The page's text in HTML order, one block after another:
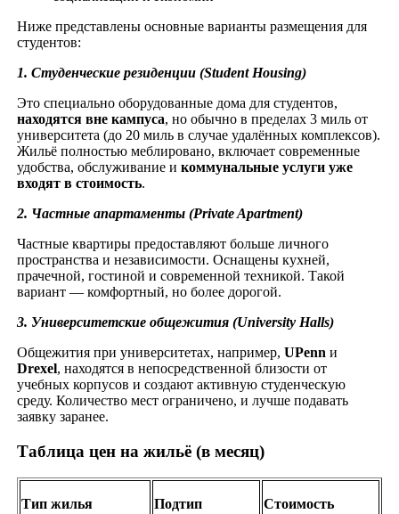
Ниже представлены основные варианты размещения для
студентов:
1. Студенческие резиденции (Student Housing)
Это специально оборудованные дома для студентов,
находятся вне кампуса, но обычно в пределах 3 миль от
университета (до 20 миль в случае удалённых комплексов).
Жильё полностью меблировано, включает современные
удобства, обслуживание и коммунальные услуги уже
входят в стоимость.
2. Частные апартаменты (Private Apartment)
Частные квартиры предоставляют больше личного
пространства и независимости. Оснащены кухней,
прачечной, гостиной и современной техникой. Такой
вариант — комфортный, но более дорогой.
3. Университетские общежития (University Halls)
Общежития при университетах, например, UPenn и
Drexel, находятся в непосредственной близости от
учебных корпусов и создают активную студенческую
среду. Количество мест ограничено, и лучше подавать
заявку заранее.
Таблица цен на жильё (в месяц)
Тип жилья Подтип Стоимость